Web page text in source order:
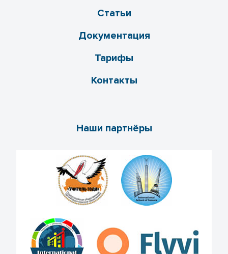
Статьи
Документация
Тарифы
Контакты
Наши партнёры